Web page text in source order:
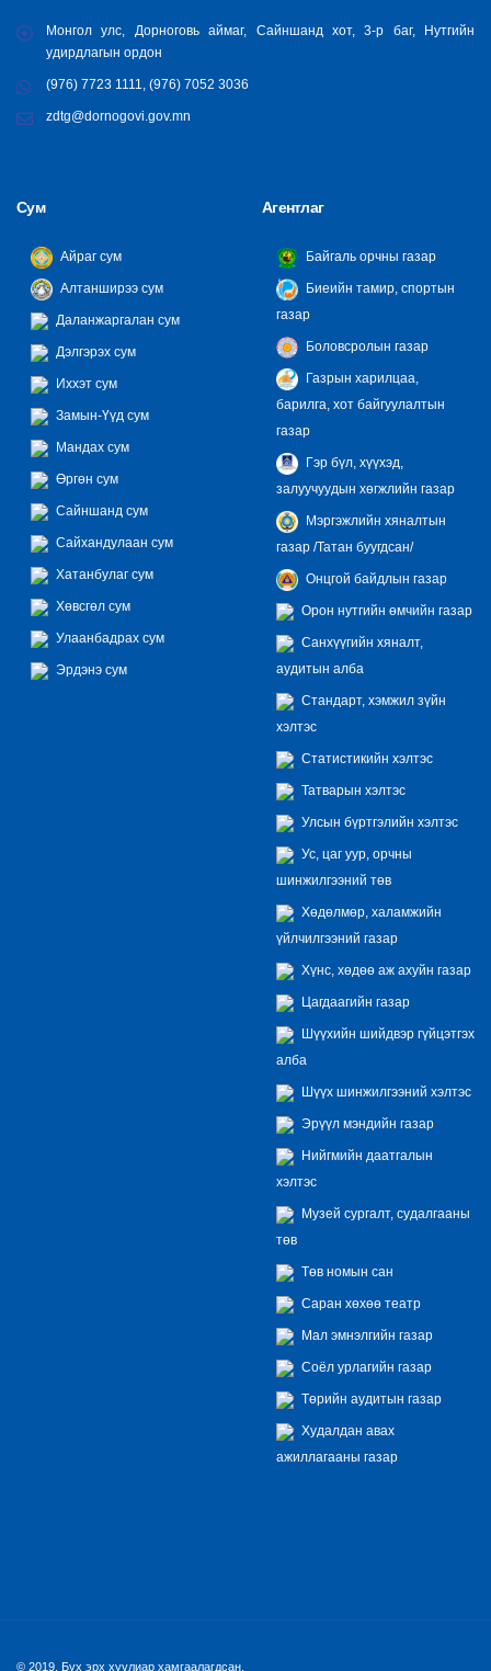
Монгол улс, Дорноговь аймаг, Сайншанд хот, 3-р баг, Нутгийн
удирдлагын ордон
(976) 7723 1111, (976) 7052 3036
zdtg@dornogovi.gov.mn
Сум
Айраг сум
Алтанширээ сум
Даланжаргалан сум
Дэлгэрэх сум
Иххэт сум
Замын-Үүд сум
Мандах сум
Өргөн сум
Сайншанд сум
Сайхандулаан сум
Хатанбулаг сум
Хөвсгөл сум
Улаанбадрах сум
Эрдэнэ сум
Агентлаг
Байгаль орчны газар
Биеийн тамир, спортын
газар
Боловсролын газар
Газрын харилцаа,
барилга, хот байгуулалтын
газар
Гэр бүл, хүүхэд,
залуучуудын хөгжлийн газар
Мэргэжлийн хяналтын
газар /Татан буугдсан/
Онцгой байдлын газар
Орон нутгийн өмчийн газар
Санхүүгийн хяналт,
аудитын алба
Стандарт, хэмжил зүйн
хэлтэс
Статистикийн хэлтэс
Татварын хэлтэс
Улсын бүртгэлийн хэлтэс
Ус, цаг уур, орчны
шинжилгээний төв
Хөдөлмөр, халамжийн
үйлчилгээний газар
Хүнс, хөдөө аж ахуйн газар
Цагдаагийн газар
Шүүхийн шийдвэр гүйцэтгэх
алба
Шүүх шинжилгээний хэлтэс
Эрүүл мэндийн газар
Нийгмийн даатгалын
хэлтэс
Музей сургалт, судалгааны
төв
Төв номын сан
Саран хөхөө театр
Мал эмнэлгийн газар
Соёл урлагийн газар
Төрийн аудитын газар
Худалдан авах
ажиллагааны газар
© 2019. Бүх эрх хуулиар хамгаалагдсан.